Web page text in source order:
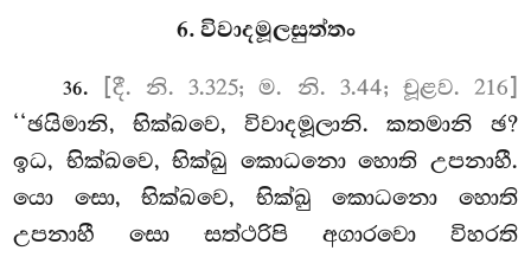
6. විවාදමූලසුත්තං
36.
[දී. නි. 3.325; ම. නි. 3.44; චූළව. 216]
‘‘ඡයිමානි, භික්ඛවෙ, විවාදමූලානි. කතමානි ඡ?
ඉධ, භික්ඛවෙ, භික්ඛු කොධනො හොති උපනාහී.
යො සො, භික්ඛවෙ, භික්ඛු කොධනො හොති
උපනාහී සො සත්ථරිපි අගාරවො විහරති